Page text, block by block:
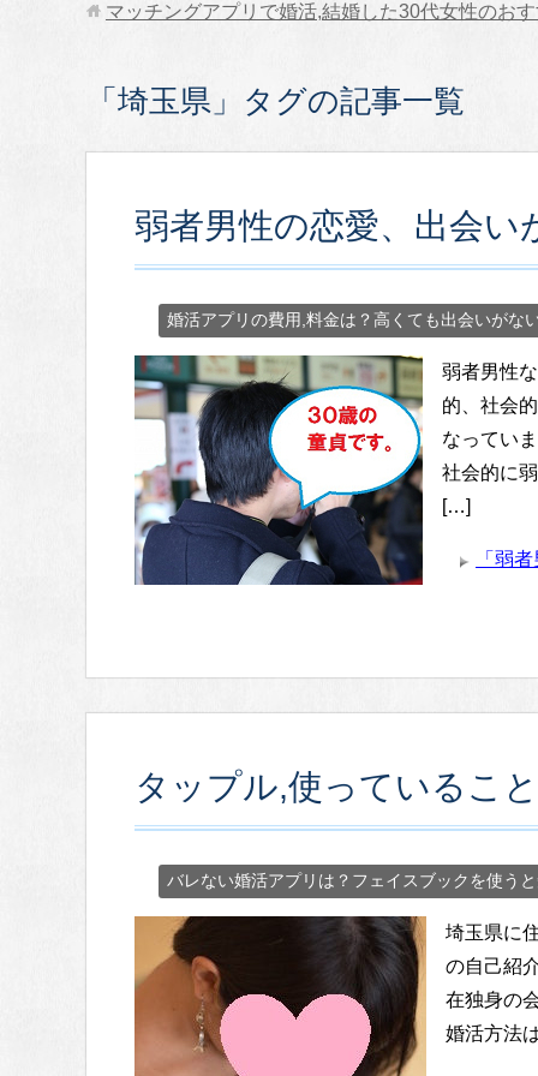
マッチングアプリで婚活,結婚した30代女性のお
「埼玉県」タグの記事一覧
弱者男性の恋愛、出会
婚活アプリの費用,料金は？高くても出会いがな
弱者男性
的、社会
なってい
社会的に
[…]
「弱
タップル,使っているこ
バレない婚活アプリは？フェイスブックを使う
埼玉県に
の自己紹
在独身の
婚活方法